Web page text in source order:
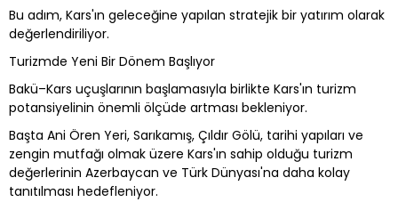
Bu adım, Kars'ın geleceğine yapılan stratejik bir yatırım olarak
değerlendiriliyor.
Turizmde Yeni Bir Dönem Başlıyor
Bakü–Kars uçuşlarının başlamasıyla birlikte Kars'ın turizm
potansiyelinin önemli ölçüde artması bekleniyor.
Başta Ani Ören Yeri, Sarıkamış, Çıldır Gölü, tarihi yapıları ve
zengin mutfağı olmak üzere Kars'ın sahip olduğu turizm
değerlerinin Azerbaycan ve Türk Dünyası'na daha kolay
tanıtılması hedefleniyor.